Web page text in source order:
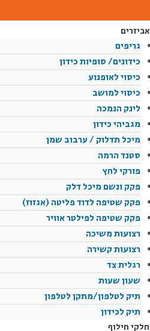
אביזרים
גריפים
כידונים/ סופיות כידון
כיסוי לאופנוע
כיסוי למושב
לינק הנמכה
מגביהי כידון
מיכל תדלוק / ערבוב שמן
סטנד הרמה
פורקי לחץ
פקק ונשם מיכל דלק
פקק שטיפה לדוד פליטה (אגזוז)
פקק שטיפה לפילטר אוויר
רצועות משיכה
רצועות קשירה
רגלית צד
שעון שעות
תיק לטלפון/מתקן לטלפון
תיק לכידון
חלקי חילוף